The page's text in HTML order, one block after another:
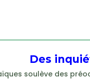
Des
soulève des